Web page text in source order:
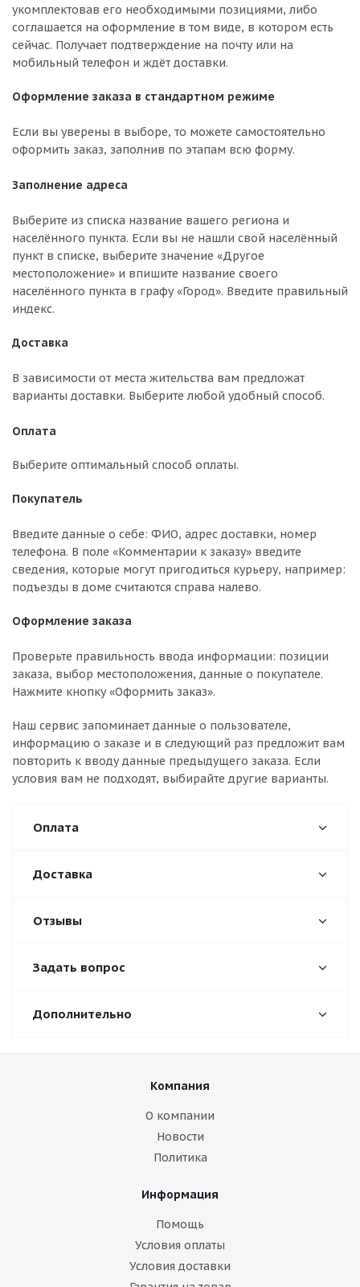
укомплектовав его необходимыми позициями, либо
соглашается на оформление в том виде, в котором есть
сейчас. Получает подтверждение на почту или на
мобильный телефон и ждёт доставки.
Оформление заказа в стандартном режиме
Если вы уверены в выборе, то можете самостоятельно
оформить заказ, заполнив по этапам всю форму.
Заполнение адреса
Выберите из списка название вашего региона и
населённого пункта. Если вы не нашли свой населённый
пункт в списке, выберите значение «Другое
местоположение» и впишите название своего
населённого пункта в графу «Город». Введите правильный
индекс.
Доставка
В зависимости от места жительства вам предложат
варианты доставки. Выберите любой удобный способ.
Оплата
Выберите оптимальный способ оплаты.
Покупатель
Введите данные о себе: ФИО, адрес доставки, номер
телефона. В поле «Комментарии к заказу» введите
сведения, которые могут пригодиться курьеру, например:
подъезды в доме считаются справа налево.
Оформление заказа
Проверьте правильность ввода информации: позиции
заказа, выбор местоположения, данные о покупателе.
Нажмите кнопку «Оформить заказ».
Наш сервис запоминает данные о пользователе,
информацию о заказе и в следующий раз предложит вам
повторить к вводу данные предыдущего заказа. Если
условия вам не подходят, выбирайте другие варианты.
Оплата
Доставка
Отзывы
Задать вопрос
Дополнительно
Компания
О компании
Новости
Политика
Информация
Помощь
Условия оплаты
Условия доставки